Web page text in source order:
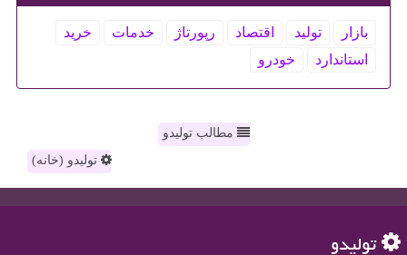
بازار تولید اقتصاد رپورتاژ خدمات
خرید
استاندارد
خودرو
مطالب تولیدو
تولیدو (خانه)
تولیدو